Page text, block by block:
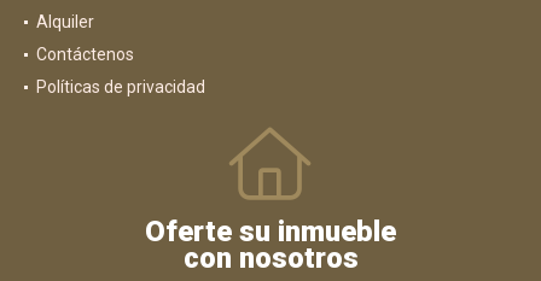
Alquiler
Contáctenos
Políticas de privacidad
Oferte su inmueble
con nosotros